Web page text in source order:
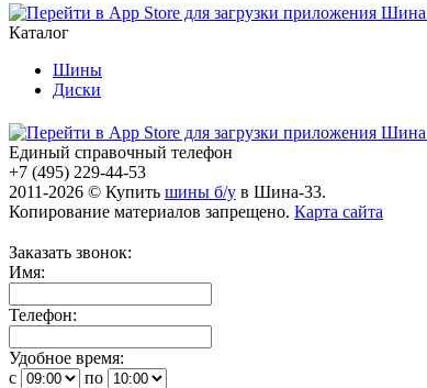
Каталог
Шины
Диски
Единый справочный телефон
+7 (495) 229-44-53
2011-2026 © Купить шины б/у в Шина-33.
Копирование материалов запрещено. Карта сайта
Заказать звонок:
Имя:
Телефон:
Удобное время:
c
по